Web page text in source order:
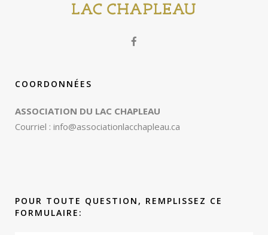
COORDONNÉES
ASSOCIATION DU LAC CHAPLEAU
Courriel : info@associationlacchapleau.ca
POUR TOUTE QUESTION, REMPLISSEZ CE
FORMULAIRE: